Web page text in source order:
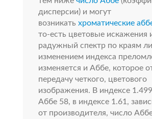
дисперсии) и могут
возникать хроматические
то-есть цветовые искажения
радужный спектр по краям
изменением индекса
изменяется и Аббе, которое
передачу четкого, цветового
изображения. В индексе
Аббе 58, в индексе 1.61,
от производителя, число